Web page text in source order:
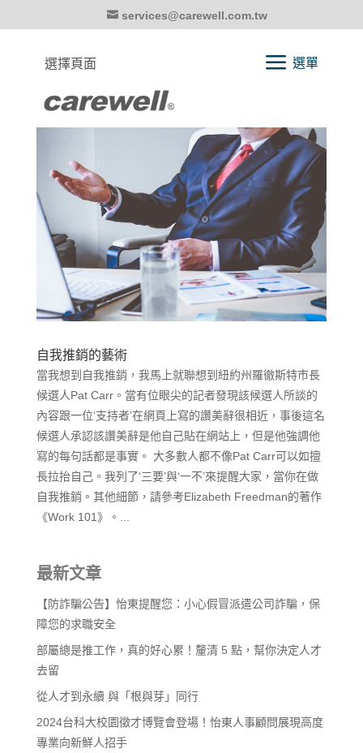
services@carewell.com.tw
選擇頁面
自我推銷的藝術
當我想到自我推銷，我馬上就聯想到紐約州羅徹斯特市長
候選人Pat Carr。當有位眼尖的記者發現該候選人所談的
內容跟一位‘支持者’在網頁上寫的讚美辭很相近，事後這名
候選人承認該讚美辭是他自己貼在網站上，但是他強調他
寫的每句話都是事實。 大多數人都不像Pat Carr可以如擅
長拉抬自己。我列了‘三要’與‘一不’來提醒大家，當你在做
自我推銷。其他細節，請參考Elizabeth Freedman的著作
《Work 101》。...
最新文章
【防詐騙公告】怡東提醒您：小心假冒派遣公司詐騙，保
障您的求職安全
部屬總是推工作，真的好心累！釐清 5 點，幫你決定人才
去留
從人才到永續 與「根與芽」同行
2024台科大校園徵才博覽會登場！怡東人事顧問展現高度
專業向新鮮人招手